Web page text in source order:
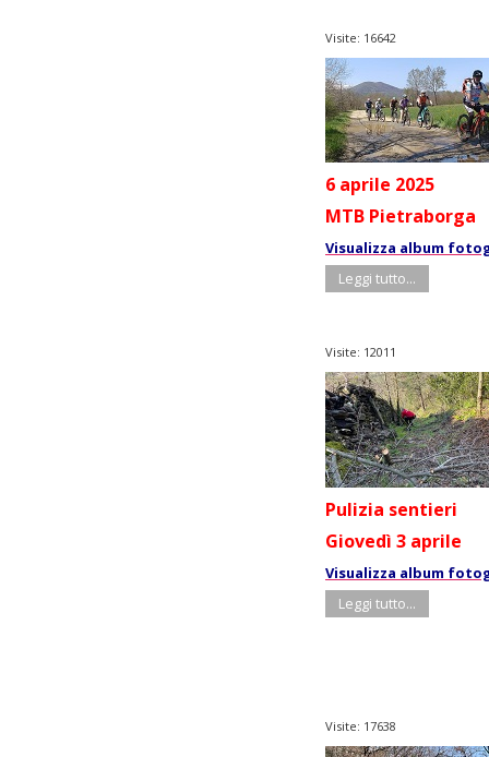
Visite: 16642
6 aprile 2025
MTB Pietraborga
Visualizza album
Leggi tutto...
Visite: 12011
Pulizia sentieri
Giovedì 3 aprile
Visualizza album
Leggi tutto...
Visite: 17638